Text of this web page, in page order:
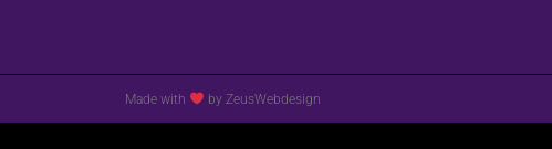
Made with by ZeusWebdesign